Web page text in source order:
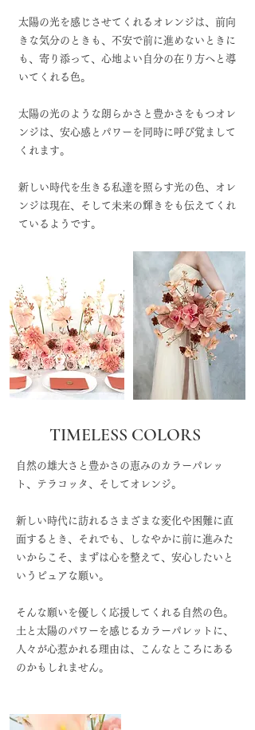
太陽の光を感じさせてくれるオレンジは、前向
きな気分のときも、不安で前に進めないときに
も、寄り添って、心地よい自分の在り方へと導
いてくれる色。
太陽の光のような朗らかさと豊かさをもつオレ
ンジは、安心感とパワーを同時に呼び覚まして
くれます。
新しい時代を生きる私達を照らす光の色、オレ
ンジは現在、そして未来の輝きをも伝えてくれ
ているようです。
TIMELESS COLORS
自然の雄大さと豊かさの恵みのカラーパレッ
ト、テラコッタ、そしてオレンジ。
新しい時代に訪れるさまざまな変化や困難に直
面するとき、それでも、しなやかに前に進みた
いからこそ、まずは心を整えて、安心したいと
いうピュアな願い。
そんな願いを優しく応援してくれる自然の色。
土と太陽のパワーを感じるカラーパレットに、
人々が心惹かれる理由は、こんなところにある
のかもしれません。